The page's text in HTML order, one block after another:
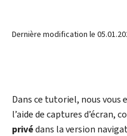
Dernière modification le
Dans ce tutoriel, nous vous
l’aide de captures d’écran,
privédans la version